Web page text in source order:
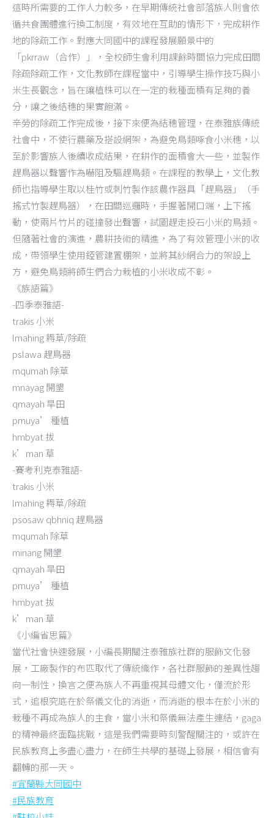
這時所需要的工作人力較多，在早期傳統社會部落族人則會依
循共食團體進行換工制度，有效地在互助的情形下，完成耕作
地的除疏工作。對應大同國中的課程發展願景中的
「pkrraw（合作）」，全校師生會利用課餘時間協力完成田間
除疏除疏工作，文化教師在課程當中，引導學生操作技巧與小
米生長觀念，旨在讓植株可以在一定的栽種面積有足夠的養
分，讓之後結穗的果實飽滿。
辛勞的除疏工作完成後，接下來便為結穗管理，在泰雅族傳統
社會中，不使行農藥及搭設網架，為避免鳥類啄食小米穗，以
至於影響族人後續收成結果，在耕作的面積會大一些，並製作
趕鳥器以聲響作為嚇阻及驅趕鳥類。在課程的教學上，文化教
師也指導學生取以桂竹或刺竹製作該農作器具「趕鳥器」（手
搖式竹製趕鳥器），在田間巡邏時，手握著開口端，上下搖
動，使兩片竹片的碰撞發出聲響，試圖趕走投石小米的鳥類。
但隨著社會的演進，農耕技術的精進，為了有效管理小米的收
成，帶領學生使用錏管建置棚架，並將其紗網合力的架設上
方，避免鳥類將師生們合力栽植的小米收成不彰。
《族語篇》
-四季泰雅語-
trakis 小米
lmahing 耨草/除疏
pslawa 趕鳥器
mqumah 除草
mnayag 開墾
qmayah 旱田
pmuya’ 種植
hmbyat 拔
k’man 草
-賽考利克泰雅語-
trakis 小米
lmahing 耨草/除疏
psosaw qbhniq 趕鳥器
mqumah 除草
minang 開墾
qmayah 旱田
pmuya’ 種植
hmbyat 拔
k’man 草
《小編省思篇》
當代社會快速發展，小編長期關注泰雅族社群的服飾文化發
展，工廠製作的布匹取代了傳統織作，各社群服飾的差異性趨
向一制性，換言之便為族人不再重視其母體文化，僅流於形
式，追根究底在於祭儀文化的消逝，而消逝的根本在於小米的
栽種不再成為族人的主食，當小米和祭儀無法產生連結，gaga
的精神最終面臨挑戰，這是我們需要時刻警醒關注的，或許在
民族教育上多盡心盡力，在師生共學的基礎上發展，相信會有
翻轉的那一天。
#宜蘭縣大同國中
#民族教育